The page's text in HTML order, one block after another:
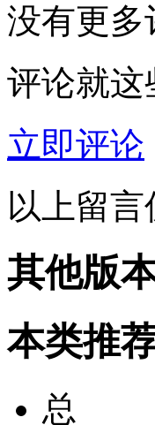
没有更多
评论就这
立即评论
以上留
其他版
本类推
总